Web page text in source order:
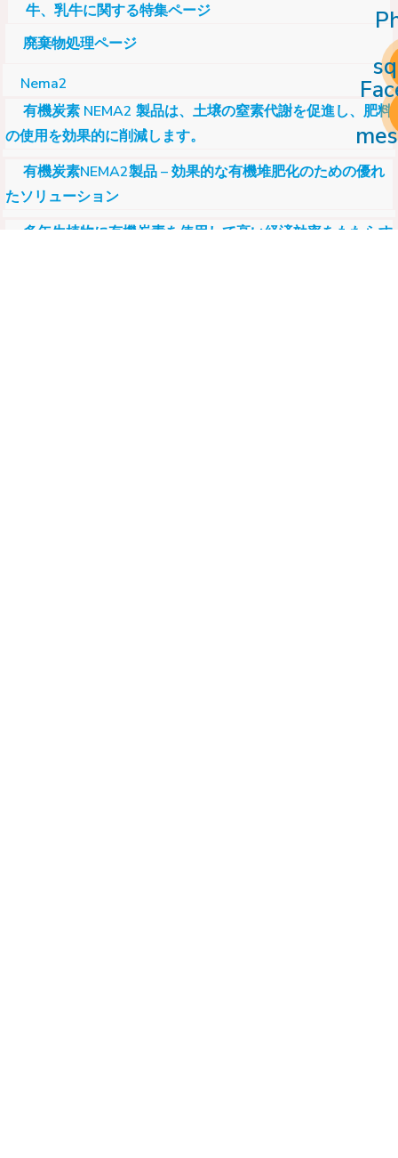
牛、乳牛に関する特集ページ
廃棄物処理ページ
Nema2
有機炭素 NEMA2 製品は、土壌の窒素代謝を促進し、肥料
の使用を効果的に削減します。
有機炭素NEMA2製品 – 効果的な有機堆肥化のための優れ
たソリューション
多年生植物に有機炭素を使用して高い経済効率をもたらす